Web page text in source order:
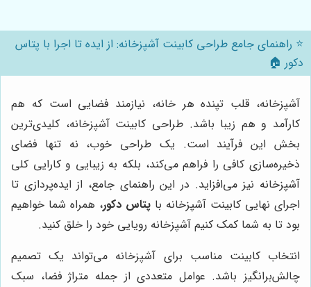
⭐️ راهنمای جامع طراحی کابینت آشپزخانه: از ایده تا اجرا با پتاس
دکور 🏠
آشپزخانه، قلب تپنده هر خانه، نیازمند فضایی است که هم
کارآمد و هم زیبا باشد. طراحی کابینت آشپزخانه، کلیدی‌ترین
بخش این فرآیند است. یک طراحی خوب، نه تنها فضای
ذخیره‌سازی کافی را فراهم می‌کند، بلکه به زیبایی و کارایی کلی
آشپزخانه نیز می‌افزاید. در این راهنمای جامع، از ایده‌پردازی تا
اجرای نهایی کابینت آشپزخانه با پتاس دکور، همراه شما خواهیم
بود تا به شما کمک کنیم آشپزخانه رویایی خود را خلق کنید.
انتخاب کابینت مناسب برای آشپزخانه می‌تواند یک تصمیم
چالش‌برانگیز باشد. عوامل متعددی از جمله متراژ فضا، سبک